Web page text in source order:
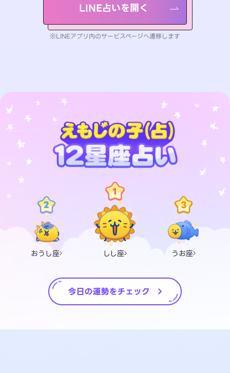
LINE占いを開く
※LINEアプリ内のサービスページへ遷移します
おうし座 しし座 うお座